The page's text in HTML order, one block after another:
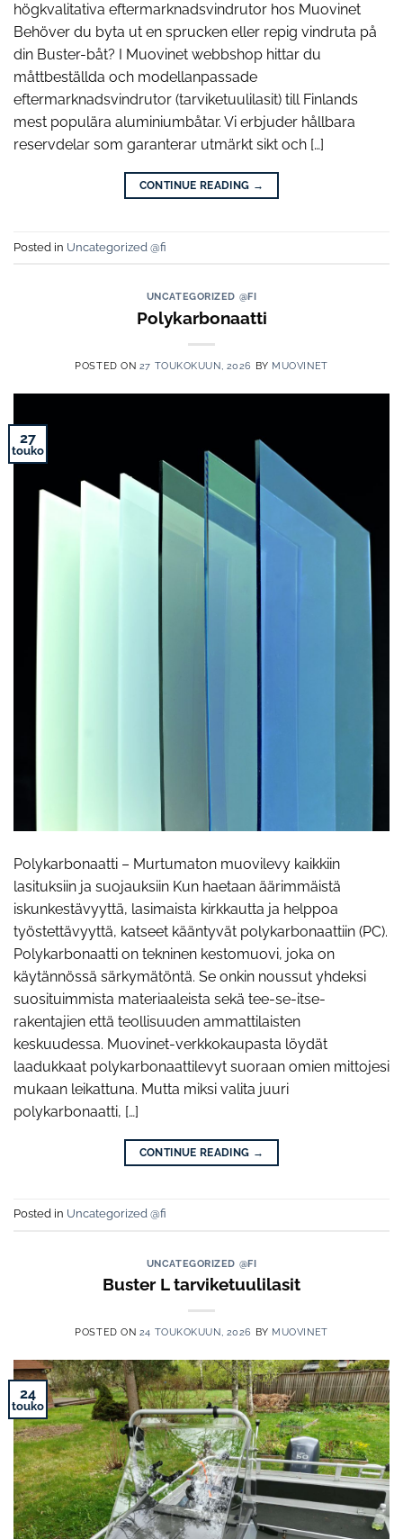
högkvalitativa eftermarknadsvindrutor hos Muovinet
Behöver du byta ut en sprucken eller repig vindruta på
din Buster-båt? I Muovinet webbshop hittar du
måttbeställda och modellanpassade
eftermarknadsvindrutor (tarviketuulilasit) till Finlands
mest populära aluminiumbåtar. Vi erbjuder hållbara
reservdelar som garanterar utmärkt sikt och […]
CONTINUE READING →
Posted in Uncategorized @fi
UNCATEGORIZED @FI
Polykarbonaatti
POSTED ON 27 TOUKOKUUN, 2026 BY MUOVINET
27
touko
Polykarbonaatti – Murtumaton muovilevy kaikkiin
lasituksiin ja suojauksiin Kun haetaan äärimmäistä
iskunkestävyyttä, lasimaista kirkkautta ja helppoa
työstettävyyttä, katseet kääntyvät polykarbonaattiin (PC).
Polykarbonaatti on tekninen kestomuovi, joka on
käytännössä särkymätöntä. Se onkin noussut yhdeksi
suosituimmista materiaaleista sekä tee-se-itse-
rakentajien että teollisuuden ammattilaisten
keskuudessa. Muovinet-verkkokaupasta löydät
laadukkaat polykarbonaattilevyt suoraan omien mittojesi
mukaan leikattuna. Mutta miksi valita juuri
polykarbonaatti, […]
CONTINUE READING →
Posted in Uncategorized @fi
UNCATEGORIZED @FI
Buster L tarviketuulilasit
POSTED ON 24 TOUKOKUUN, 2026 BY MUOVINET
24
touko